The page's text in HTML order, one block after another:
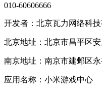
010-60606666
开发者：北京瓦力网络科技
北京地址：北京市昌平区
南京地址：南京市建邺区
应用名称：小米游戏中心